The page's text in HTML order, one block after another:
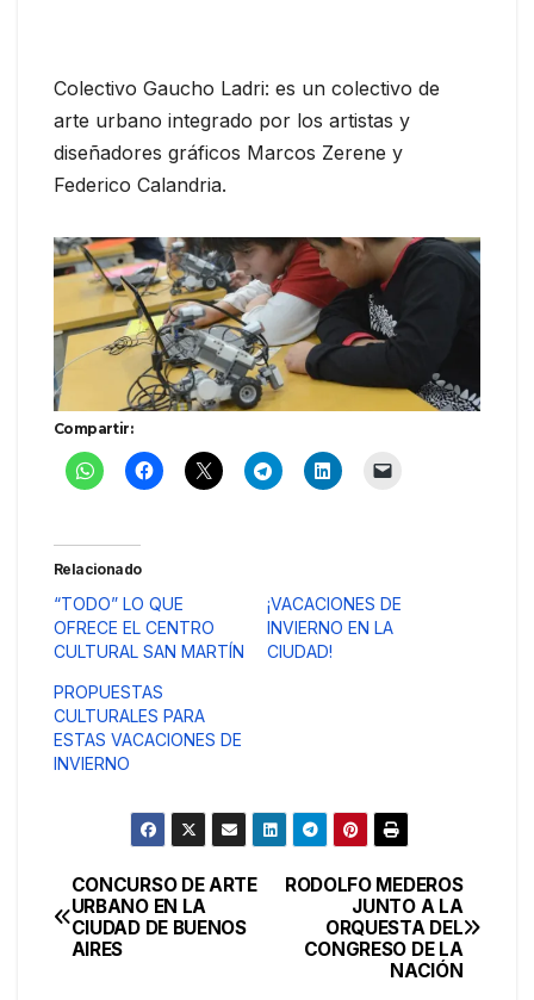
Colectivo Gaucho Ladri: es un colectivo de
arte urbano integrado por los artistas y
diseñadores gráficos Marcos Zerene y
Federico Calandria.
Compartir:
Relacionado
“TODO” LO QUE
OFRECE EL CENTRO
CULTURAL SAN MARTÍN
¡VACACIONES DE
INVIERNO EN LA
CIUDAD!
PROPUESTAS
CULTURALES PARA
ESTAS VACACIONES DE
INVIERNO
Navegación
de
RODOLFO MEDEROS
JUNTO A LA
ORQUESTA DEL
CONGRESO DE LA
NACIÓN
CONCURSO DE ARTE
URBANO EN LA
CIUDAD DE BUENOS
AIRES